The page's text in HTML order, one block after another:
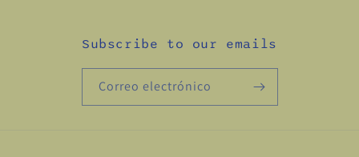
Subscribe to our emails
Correo electrónico